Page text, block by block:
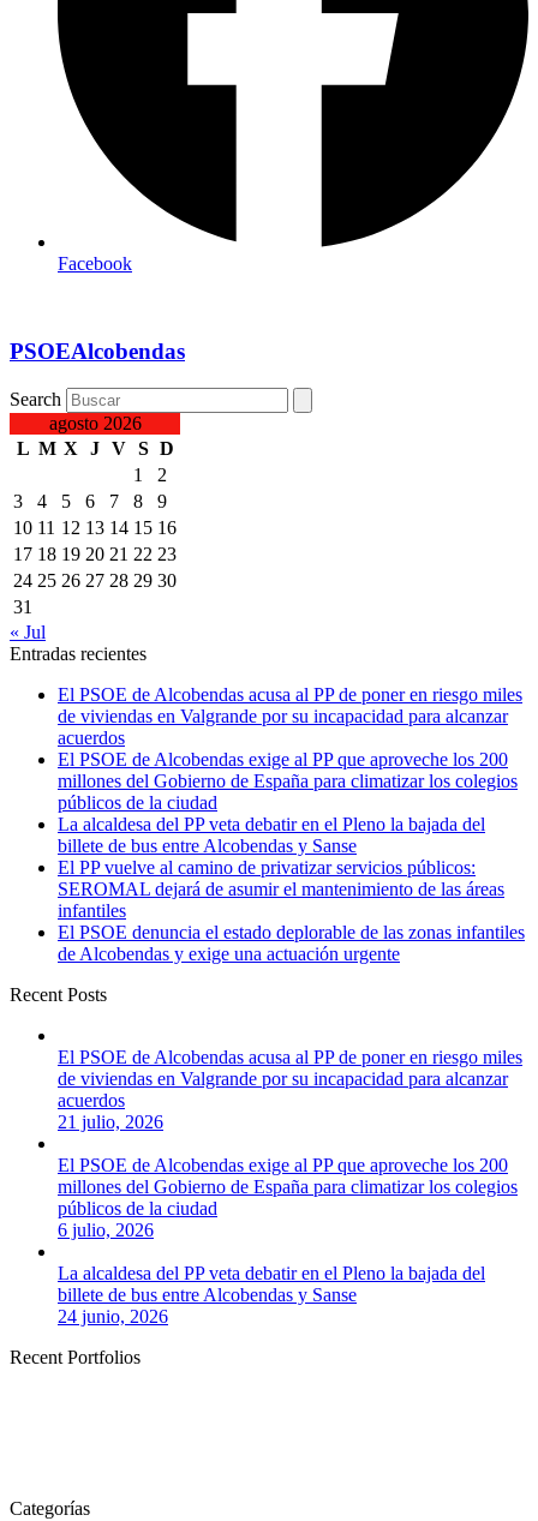
Facebook
PSOEAlcobendas
Search
agosto 2026
L M X J V S D
1
2
3
4 5 6 7 8
9
10 11 12 13 14 15 16
17 18 19 20 21 22 23
24 25 26 27 28 29 30
31
« Jul
Entradas recientes
El PSOE de Alcobendas acusa al PP de poner en riesgo miles
de viviendas en Valgrande por su incapacidad para alcanzar
acuerdos
El PSOE de Alcobendas exige al PP que aproveche los 200
millones del Gobierno de España para climatizar los colegios
públicos de la ciudad
La alcaldesa del PP veta debatir en el Pleno la bajada del
billete de bus entre Alcobendas y Sanse
El PP vuelve al camino de privatizar servicios públicos:
SEROMAL dejará de asumir el mantenimiento de las áreas
infantiles
El PSOE denuncia el estado deplorable de las zonas infantiles
de Alcobendas y exige una actuación urgente
Recent Posts
El PSOE de Alcobendas acusa al PP de poner en riesgo miles
de viviendas en Valgrande por su incapacidad para alcanzar
acuerdos
21 julio, 2026
El PSOE de Alcobendas exige al PP que aproveche los 200
millones del Gobierno de España para climatizar los colegios
públicos de la ciudad
6 julio, 2026
La alcaldesa del PP veta debatir en el Pleno la bajada del
billete de bus entre Alcobendas y Sanse
24 junio, 2026
Recent Portfolios
Categorías